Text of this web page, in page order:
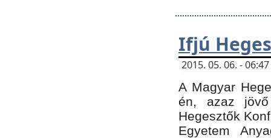
Ifjú
2015. 05. 06. -
A Magyar
én, azaz
Hegesztők
Egyetem